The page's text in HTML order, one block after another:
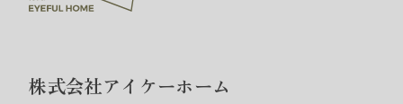
株式会社アイケーホーム